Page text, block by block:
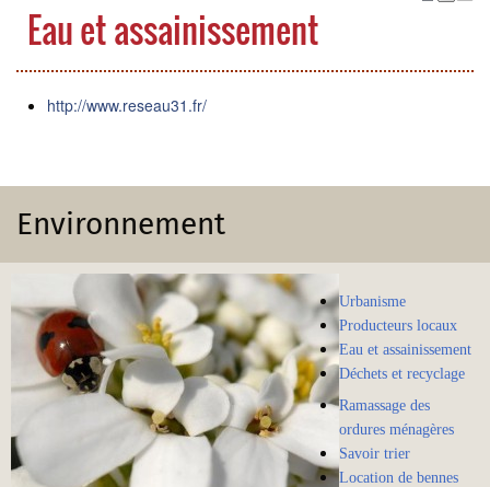
Eau et assainissement
http://www.reseau31.fr/
Environnement
Urbanisme
Producteurs locaux
Eau et assainissement
Déchets et recyclage
Ramassage des
ordures ménagères
Savoir trier
Location de bennes